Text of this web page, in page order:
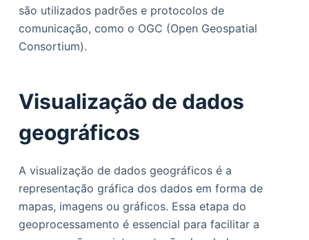
são utilizados padrões e protocolos de
comunicação, como o OGC (Open Geospatial
Consortium).
Visualização de dados
geográficos
A visualização de dados geográficos é a
representação gráfica dos dados em forma de
mapas, imagens ou gráficos. Essa etapa do
geoprocessamento é essencial para facilitar a